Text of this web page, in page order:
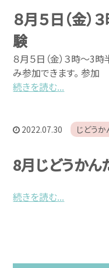
８月５日（金
験
８月５日（金）３時～3
み参加できます。 参加
続きを読む...
2022.07.30 じどうか
8月じどうかん
続きを読む...